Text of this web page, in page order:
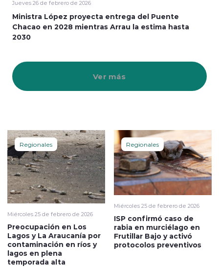
Jueves 26 de febrero de 2026
Ministra López proyecta entrega del Puente
Chacao en 2028 mientras Arrau la estima hasta
2030
Ver más
Regionales
Miércoles 25 de febrero de 2026
Preocupación en Los
Lagos y La Araucanía por
contaminación en ríos y
lagos en plena
temporada alta
Regionales
Miércoles 25 de febrero de 2026
ISP confirmó caso de
rabia en murciélago en
Frutillar Bajo y activó
protocolos preventivos